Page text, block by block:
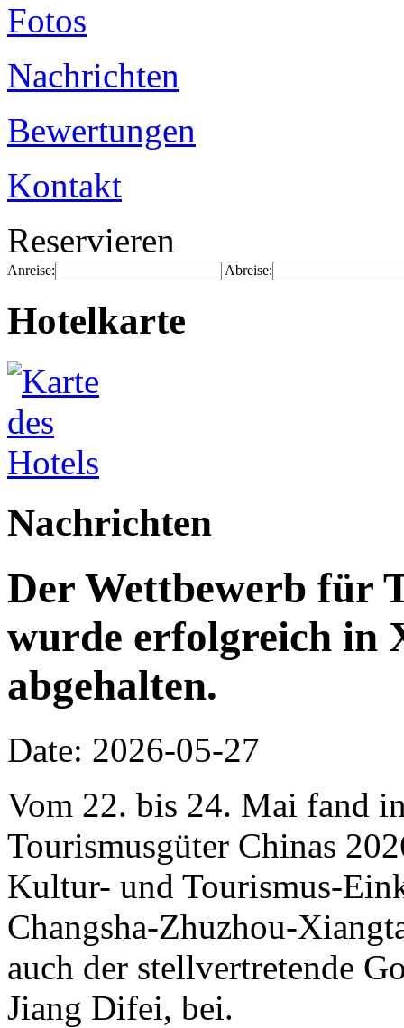
Fotos
Nachrichten
Bewertungen
Kontakt
Reservieren
Anreise: Abreise:
Hotelkarte
Nachrichten
Der Wettbewerb für
wurde erfolgreich in
abgehalten.
Date: 2026-05-27
Vom 22. bis 24. Mai fand
Tourismusgüter Chinas
Kultur- und Tourismus-
Changsha-Zhuzhou-
auch der stellvertretende
Jiang Difei, bei.